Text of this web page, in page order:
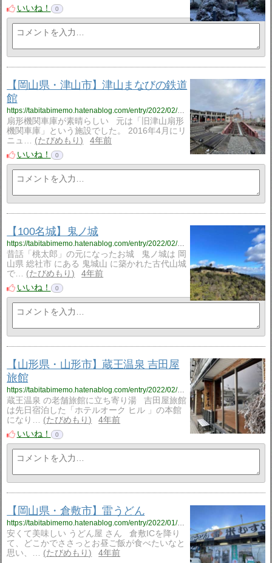
いいね！
0
【岡山県・津山市】津山まなびの鉄道
館
https://tabitabimemo.hatenablog.com/entry/2022/02/05/180000
扇形機関車庫が素晴らしい 元は「旧津山扇形
機関車庫」という施設でした。 2016年4月にリ
ニュ…
たびめもり
4年前
いいね！
0
【100名城】鬼ノ城
https://tabitabimemo.hatenablog.com/entry/2022/02/03/193000
昔話「桃太郎」の元になったお城 鬼ノ城は 岡
山県 総社市 にある 鬼城山 に築かれた古代山城
で…
たびめもり
4年前
いいね！
0
【山形県・山形市】蔵王温泉 吉田屋
旅館
https://tabitabimemo.hatenablog.com/entry/2022/02/01/180000
蔵王温泉 の老舗旅館に立ち寄り湯 吉田屋旅館
は先日宿泊した「ホテルオーク ヒル 」の本館
になり…
たびめもり
4年前
いいね！
0
【岡山県・倉敷市】雷うどん
https://tabitabimemo.hatenablog.com/entry/2022/01/09/122306
安くて美味しい うどん屋 さん 倉敷ICを降り
て、どこかでささっとお昼ご飯が食べたいなと
思い、…
たびめもり
4年前